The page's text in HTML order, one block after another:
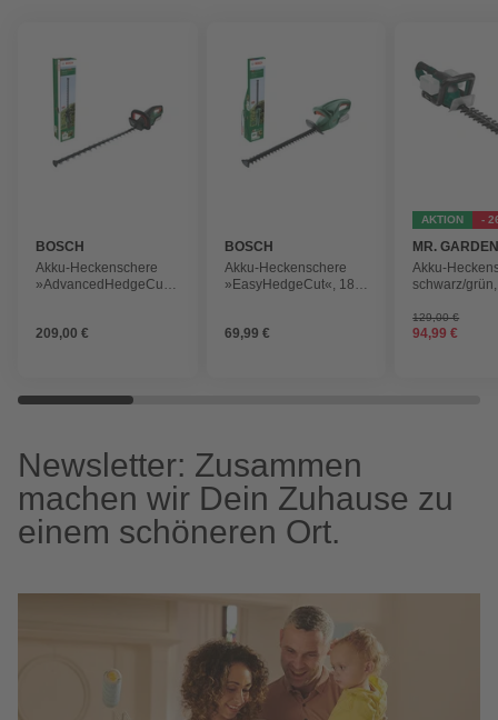
BOSCH
Akku-Heckenschere
»AdvancedHedgeCut«,
209,00 €
BOSCH
Akku-Heckenschere
»EasyHedgeCut«, 18-
69,99 €
AKTION -
MR.
Akku-
schwarz/grün,
ohne Akku
129,00 €
94,99 €
Newsletter: Zusammen
machen wir Dein Zuhause zu
einem schöneren Ort.